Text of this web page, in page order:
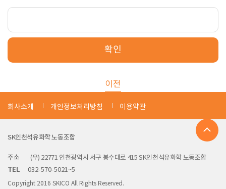
확인
이전
회사소개 개인정보처리방침 이용약관
SK인천석유화학 노동조합
주소 (우) 22771 인천광역시 서구 봉수대로 415 SK인천석유화학 노동조합
TEL 032-570-5021~5
Copyright 2016 SKICO All Rights Reserved.